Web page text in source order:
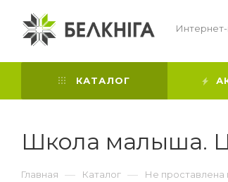
КАТАЛОГ
Школа малыша.
Главная — Каталог — Не проставлена